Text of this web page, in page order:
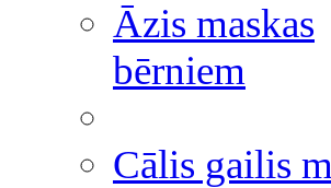
Āzis maskas
bērniem
Cālis gailis